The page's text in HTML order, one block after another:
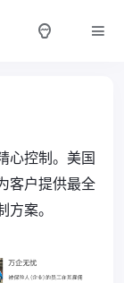
心控制。美国
客户提供最全
案。